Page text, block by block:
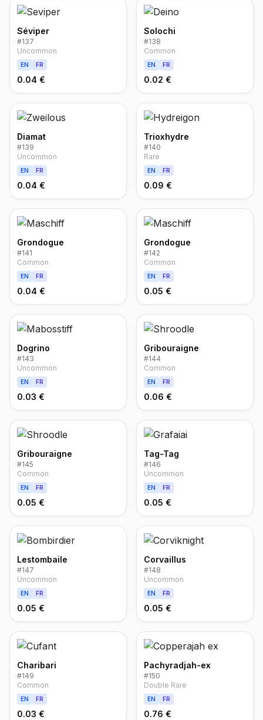
Séviper
#137
Uncommon
EN FR
0.04 €
Solochi
#138
Common
EN FR
0.02 €
Diamat
#139
Uncommon
EN FR
0.04 €
Trioxhydre
#140
Rare
EN FR
0.09 €
Grondogue
#141
Common
EN FR
0.04 €
Grondogue
#142
Common
EN FR
0.05 €
Dogrino
#143
Uncommon
EN FR
0.03 €
Gribouraigne
#144
Common
EN FR
0.06 €
Gribouraigne
#145
Common
EN FR
0.05 €
Tag-Tag
#146
Uncommon
EN FR
0.05 €
Lestombaile
#147
Uncommon
EN FR
0.05 €
Corvaillus
#148
Uncommon
EN FR
0.05 €
Charibari
#149
Common
EN FR
0.03 €
Pachyradjah-ex
#150
Double Rare
EN FR
0.76 €